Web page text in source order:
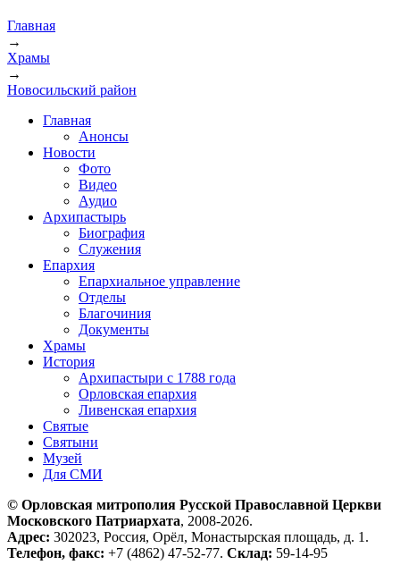
Главная
→
Храмы
→
Новосильский район
Главная
Анонсы
Новости
Фото
Видео
Аудио
Архипастырь
Биография
Служения
Епархия
Епархиальное управление
Отделы
Благочиния
Документы
Храмы
История
Архипастыри с 1788 года
Орловская епархия
Ливенская епархия
Святые
Святыни
Музей
Для СМИ
© Орловская митрополия Русской Православной Церкви
Московского Патриархата, 2008-2026.
Адрес: 302023, Россия, Орёл, Монастырская площадь, д. 1.
Телефон, факс: +7 (4862) 47-52-77. Склад: 59-14-95